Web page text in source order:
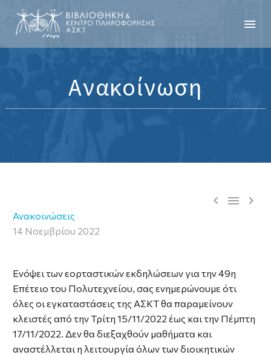
Ανακοίνωση
  
Ανακοινώσεις
14 Νοεμβρίου 2022
Ενόψει των εορταστικών εκδηλώσεων για την 49η
Επέτειο του Πολυτεχνείου, σας ενημερώνουμε ότι
όλες οι εγκαταστάσεις της ΑΣΚΤ θα παραμείνουν
κλειστές από την Τρίτη 15/11/2022 έως και την Πέμπτη
17/11/2022. Δεν θα διεξαχθούν μαθήματα και
αναστέλλεται η λειτουργία όλων των διοικητικών